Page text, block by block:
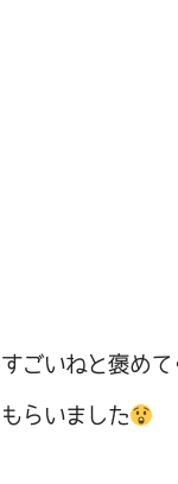
ごいねと褒め
らいました